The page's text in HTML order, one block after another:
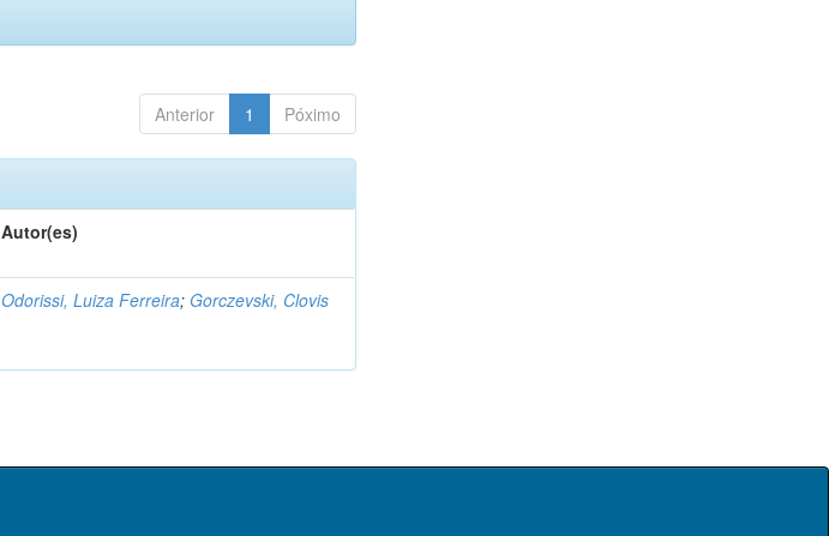
Anterior 1 Póximo
Autor(es)
Odorissi, Luiza Ferreira; Gorczevski, Clovis